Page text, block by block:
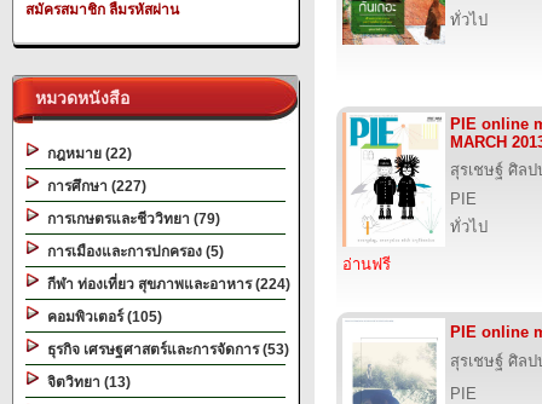
สมัครสมาชิก ลืมรหัสผ่าน
หมวดหนังสือ
กฎหมาย (22)
การศึกษา (227)
การเกษตรและชีววิทยา (79)
การเมืองและการปกครอง (5)
กีฬา ท่องเที่ยว สุขภาพและอาหาร (224)
คอมพิวเตอร์ (105)
ธุรกิจ เศรษฐศาสตร์และการจัดการ (53)
จิตวิทยา (13)
ทั่วไป
PIE online
MARCH
สุรเชษฐ์ ศิลป
PIE
ทั่วไป
อ่านฟรี
PIE online
สุรเชษฐ์ ศิลป
PIE